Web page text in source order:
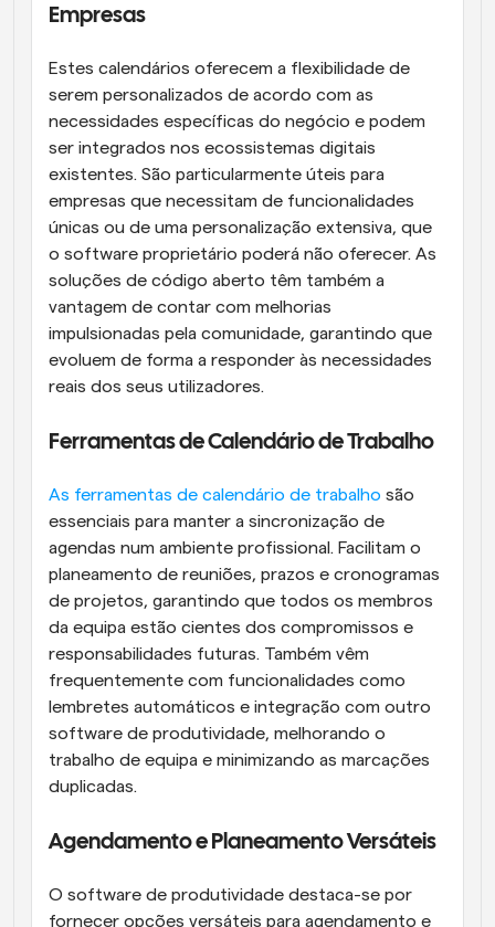
Empresas
Estes calendários oferecem a flexibilidade de
serem personalizados de acordo com as
necessidades específicas do negócio e podem
ser integrados nos ecossistemas digitais
existentes. São particularmente úteis para
empresas que necessitam de funcionalidades
únicas ou de uma personalização extensiva, que
o software proprietário poderá não oferecer. As
soluções de código aberto têm também a
vantagem de contar com melhorias
impulsionadas pela comunidade, garantindo que
evoluem de forma a responder às necessidades
reais dos seus utilizadores.
Ferramentas de Calendário de Trabalho
As ferramentas de calendário de trabalho são
essenciais para manter a sincronização de
agendas num ambiente profissional. Facilitam o
planeamento de reuniões, prazos e cronogramas
de projetos, garantindo que todos os membros
da equipa estão cientes dos compromissos e
responsabilidades futuras. Também vêm
frequentemente com funcionalidades como
lembretes automáticos e integração com outro
software de produtividade, melhorando o
trabalho de equipa e minimizando as marcações
duplicadas.
Agendamento e Planeamento Versáteis
O software de produtividade destaca-se por
fornecer opções versáteis para agendamento e